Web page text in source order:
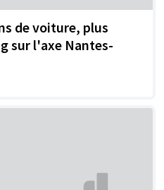
de voiture, plus
sur l'axe Nantes-